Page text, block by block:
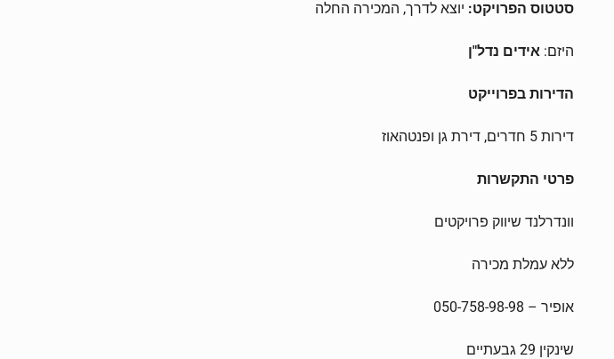
סטטוס הפרויקט: יוצא לדרך, המכירה החלה
היזם: אידים נדל"ן
הדירות בפרוייקט
דירות 5 חדרים, דירת גן ופנטהאוז
פרטי התקשרות
וונדרלנד שיווק פרויקטים
ללא עמלת מכירה
אופיר – 050-758-98-98
שינקין 29 גבעתיים